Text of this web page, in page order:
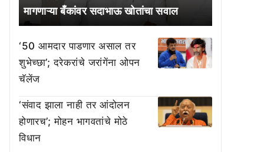
मागणाऱ्या बँकांवर सदाभाऊ खोतांचा सवाल
‘50 आमदार पाडणार असाल तर
शुभेच्छा’; दरेकरांचे जरांगेंना ओपन
चॅलेंज
‘संवाद झाला नाही तर आंदोलन
होणारच’; मोहन भागवतांचे मोठे
विधान